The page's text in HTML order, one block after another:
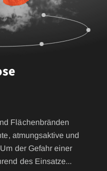
Flächenbränden
atmungsaktive und
der Gefahr einer
des Einsatze...